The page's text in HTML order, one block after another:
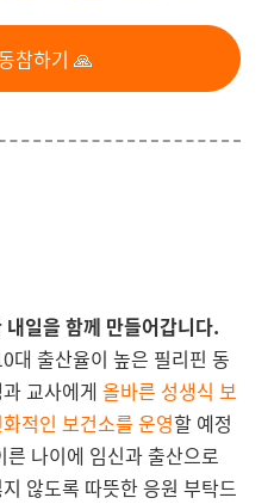
참하기 🙏
일을 함께 만들어갑니다.
대 출산율이 높은 필리핀 동
교사에게 올바른 성생식 보
적인 보건소를 운영할 예정
나이에 임신과 출산으로
않도록 따뜻한 응원 부탁드